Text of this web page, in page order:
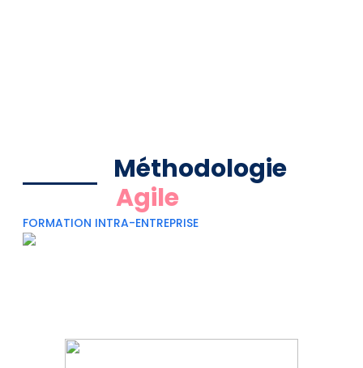
Méthodologie
Agile
FORMATION INTRA-ENTREPRISE